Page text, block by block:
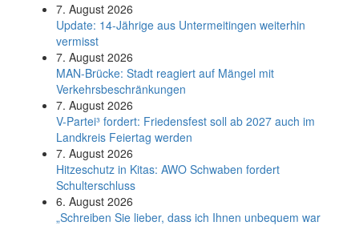
7. August 2026
Update: 14-Jährige aus Untermeitingen weiterhin
vermisst
7. August 2026
MAN-Brücke: Stadt reagiert auf Mängel mit
Verkehrsbeschränkungen
7. August 2026
V-Partei­³ fordert: Friedens­fest soll ab 2027 auch im
Land­kreis Feier­tag werden
7. August 2026
Hitzeschutz in Kitas: AWO Schwaben fordert
Schulterschluss
6. August 2026
„Schreiben Sie lieber, dass ich Ihnen unbequem war